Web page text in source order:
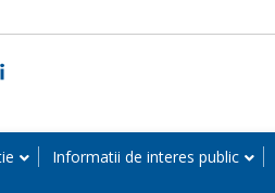
Informatii de interes public